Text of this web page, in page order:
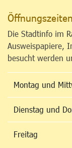
Öffnungszeiten
Die Stadtinfo im
Ausweispapiere,
besucht werden
Montag und
Dienstag und
Freitag